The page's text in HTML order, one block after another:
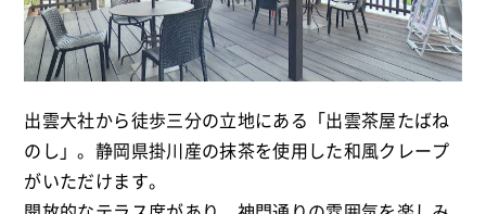
出雲大社から徒歩三分の立地にある「出雲茶屋たばね
のし」。静岡県掛川産の抹茶を使用した和風クレープ
がいただけます。